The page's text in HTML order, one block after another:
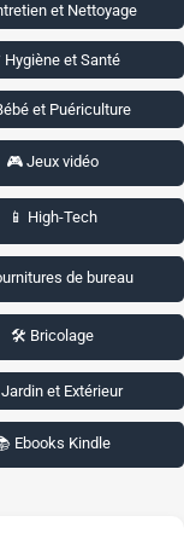
et Nettoyage
Hygiène et Santé
et Puériculture
🎮 Jeux vidéo
📱 High-Tech
de bureau
🛠️ Bricolage
et Extérieur
Ebooks Kindle